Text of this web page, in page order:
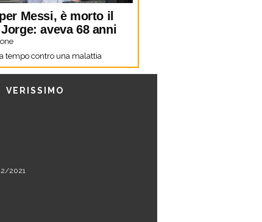
Messi, è morto il
aveva 68 anni
tempo contro una malattia
VERISSIMO
2021